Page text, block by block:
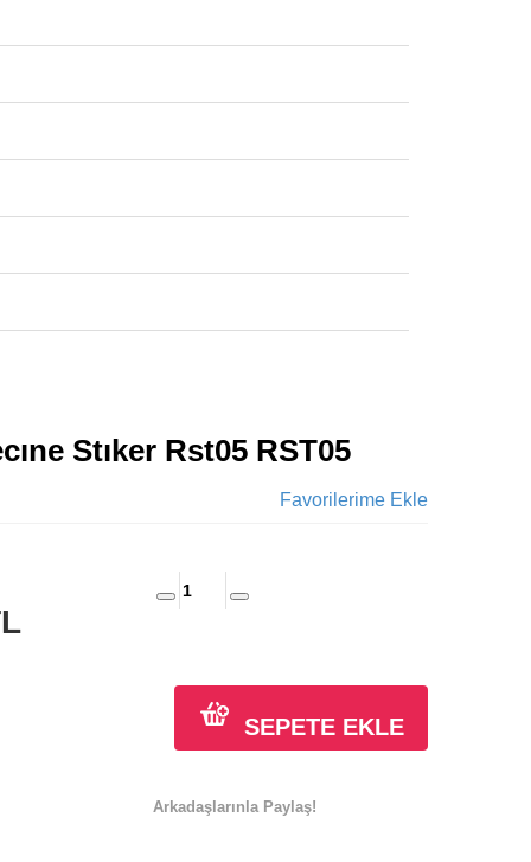
Stıker Rst05 RST05
Favorilerime Ekle
SEPETE EKLE
Arkadaşlarınla Paylaş!